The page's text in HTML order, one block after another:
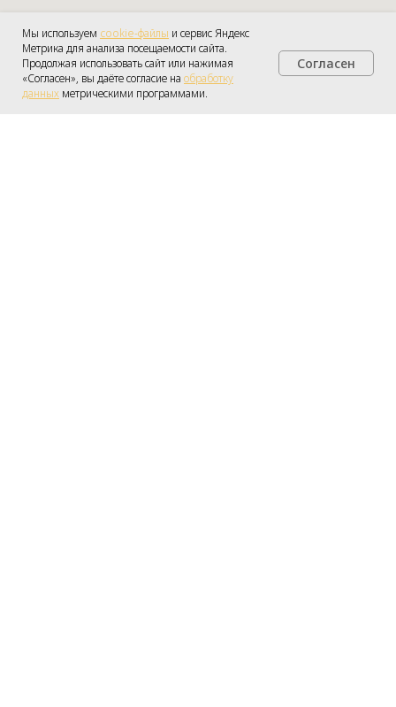
Мы используем cookie-файлы и сервис Яндекс
Метрика для анализа посещаемости сайта.
Продолжая использовать сайт или нажимая
«Согласен», вы даёте согласие на обработку
данных метрическими программами.
Согласен
Получить консультацию